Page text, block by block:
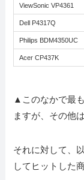
ViewSonic VP4361
Dell P4317Q
Philips BDM4350UC
Acer CP437K
▲このなかで最
ますが、その他
それに対して、
してヒットした